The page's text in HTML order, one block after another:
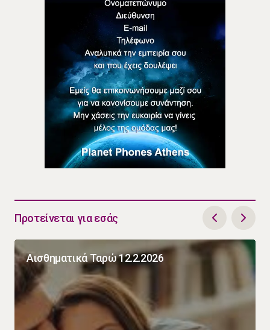
Προτείνεται για εσάς
Αισθηματικά Ταρώ 12.2.2026